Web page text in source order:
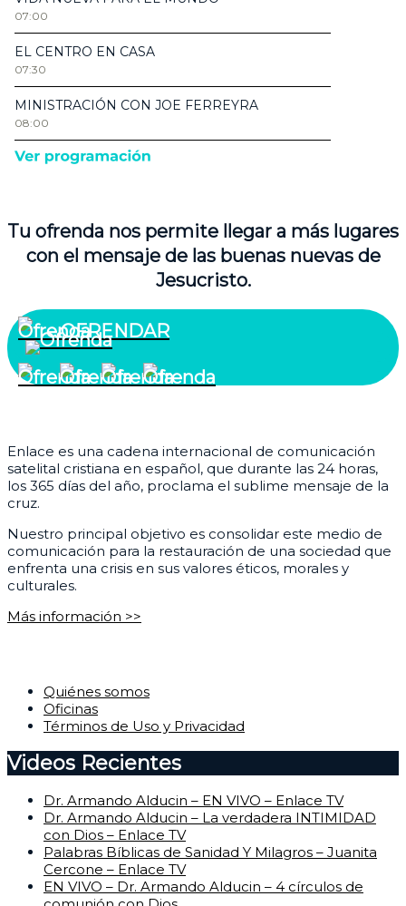
Tu ofrenda nos permite llegar a más lugares
con el mensaje de las buenas nuevas de
Jesucristo.
OFRENDAR
Enlace es una cadena internacional de comunicación
satelital cristiana en español, que durante las 24 horas,
los 365 días del año, proclama el sublime mensaje de la
cruz.
Nuestro principal objetivo es consolidar este medio de
comunicación para la restauración de una sociedad que
enfrenta una crisis en sus valores éticos, morales y
culturales.
Más información >>
Quiénes somos
Oficinas
Términos de Uso y Privacidad
Videos Recientes
Dr. Armando Alducin – EN VIVO – Enlace TV
Dr. Armando Alducin – La verdadera INTIMIDAD
con Dios – Enlace TV
Palabras Bíblicas de Sanidad Y Milagros – Juanita
Cercone – Enlace TV
EN VIVO – Dr. Armando Alducin – 4 círculos de